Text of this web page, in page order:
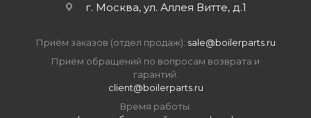
г. Москва, ул. Аллея Витте, д.1
Приём заказов (отдел продаж): sale@boilerparts.ru
Приём обращений по вопросам возврата и
гарантий:
client@boilerparts.ru
Время работы: